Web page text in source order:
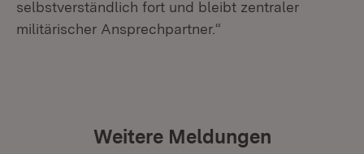
selbstverständlich fort und bleibt zentraler
militärischer Ansprechpartner.“
Weitere Meldungen